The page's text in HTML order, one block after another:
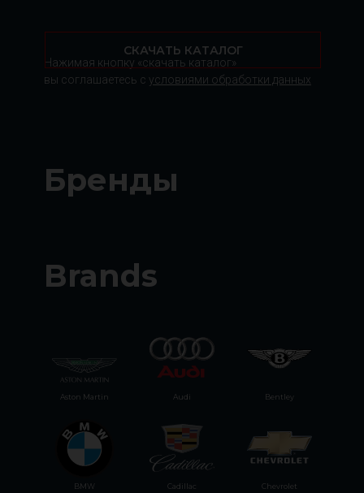
Нажимая кнопку «скачать каталог»
вы соглашаетесь с условиями обработки данных
СКАЧАТЬ КАТАЛОГ
Бренды
Brands
Cadillac Chevrolet
Aston Martin Audi Bentley
BMW